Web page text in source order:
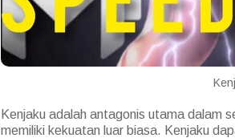
Kenjaku adalah antagonis utama dalam
memiliki kekuatan luar biasa. Kenjaku